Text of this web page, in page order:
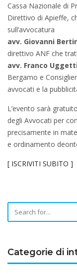
Cassa Nazionale di
Direttivo di Apieffe,
sull’avvocatura
avv. Giovanni
direttivo ANF che
avv. Franco Uggetti
Bergamo e
avvocati e la
L’evento sarà
degli Avvocati per
precisamente in
e ordinamento
[ ISCRIVITI SUBITO ]
Categorie di